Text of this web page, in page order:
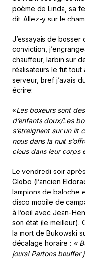
poème de Linda, sa
dit. Allez-y sur le
J’essayais de bosser
conviction,
chauffeur, larbin sur
réalisateurs le fut tout
serveur, bref j’avais
écrire:
«Les boxeurs sont
d’enfants doux/Les
s’étreignent sur un lit
nous dans la nuit
clous dans leur corps
Le vendredi soir
Globo (l’ancien
lampions de baloche
disco mobile de
à l’oeil avec Jean-
son état (le meilleur).
la mort de Bukowski
décalage horaire : «
jours! Partons bouffer